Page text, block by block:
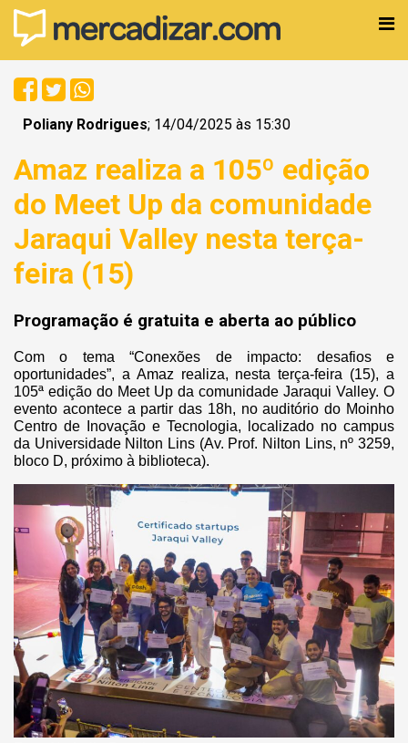
Poliany Rodrigues; 14/04/2025 às 15:30
Amaz realiza a 105º edição
do Meet Up da comunidade
Jaraqui Valley nesta terça-
feira (15)
Programação é gratuita e aberta ao público
Com o tema “Conexões de impacto: desafios e
oportunidades”, a Amaz realiza, nesta terça-feira (15), a
105ª edição do Meet Up da comunidade Jaraqui Valley. O
evento acontece a partir das 18h, no auditório do Moinho
Centro de Inovação e Tecnologia, localizado no campus
da Universidade Nilton Lins (Av. Prof. Nilton Lins, nº 3259,
bloco D, próximo à biblioteca).